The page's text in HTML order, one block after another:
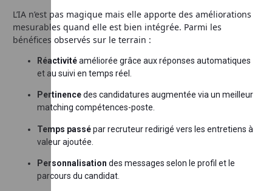
L’IA n’est pas magique mais elle apporte des améliorations
mesurables quand elle est bien intégrée. Parmi les
bénéfices observés sur le terrain :
Réactivitéaméliorée grâce aux réponses automatiques
et au suivi en temps réel.
Pertinencedes candidatures augmentée via un meilleur
matching compétences-poste.
Temps passépar recruteur redirigé vers les entretiens à
valeur ajoutée.
Personnalisation des messages selon le profil et le
parcours du candidat.